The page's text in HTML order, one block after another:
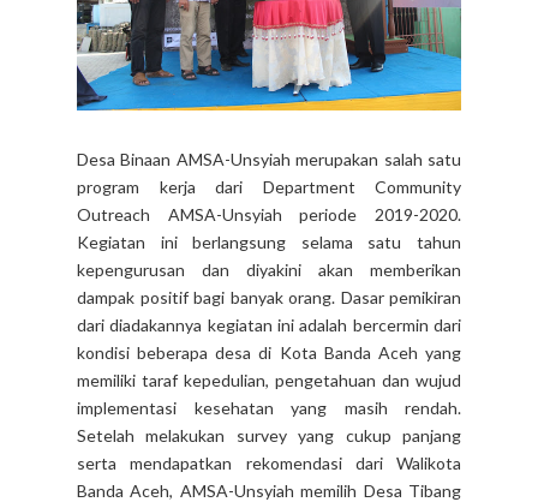
Desa Binaan AMSA-Unsyiah merupakan salah satu
program kerja dari Department Community
Outreach AMSA-Unsyiah periode 2019-2020.
Kegiatan ini berlangsung selama satu tahun
kepengurusan dan diyakini akan memberikan
dampak positif bagi banyak orang. Dasar pemikiran
dari diadakannya kegiatan ini adalah bercermin dari
kondisi beberapa desa di Kota Banda Aceh yang
memiliki taraf kepedulian, pengetahuan dan wujud
implementasi kesehatan yang masih rendah.
Setelah melakukan survey yang cukup panjang
serta mendapatkan rekomendasi dari Walikota
Banda Aceh, AMSA-Unsyiah memilih Desa Tibang